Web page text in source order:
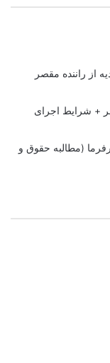
از راننده مقصر
+ شرایط اجرای
(مطالبه حقوق و